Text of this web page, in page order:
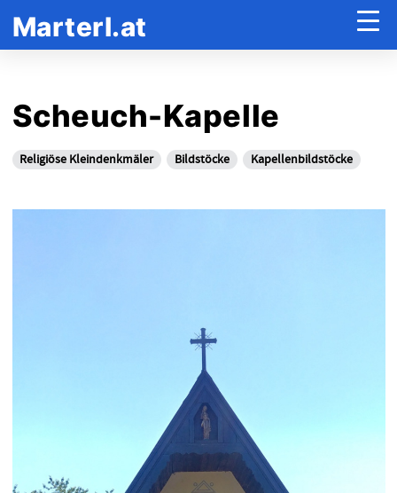
Marterl.at
Scheuch-Kapelle
Religiöse Kleindenkmäler Bildstöcke Kapellenbildstöcke